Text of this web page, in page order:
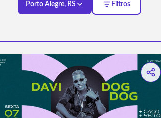
Porto Alegre, RS Filtros